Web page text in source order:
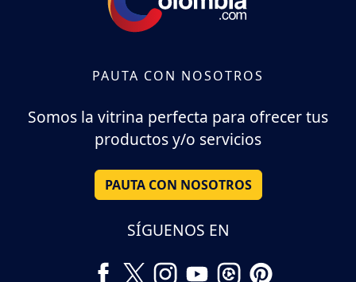
PAUTA CON NOSOTROS
Somos la vitrina perfecta para ofrecer tus
productos y/o servicios
PAUTA CON NOSOTROS
SÍGUENOS EN